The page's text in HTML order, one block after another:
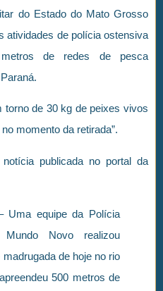
do Estado do Mato Grosso
atividades de polícia ostensiva
metros de redes de pesca
torno de 30 kg de peixes vivos
momento da retirada”.
publicada no portal da
Uma equipe da Polícia
Novo realizou
de hoje no rio
500 metros de